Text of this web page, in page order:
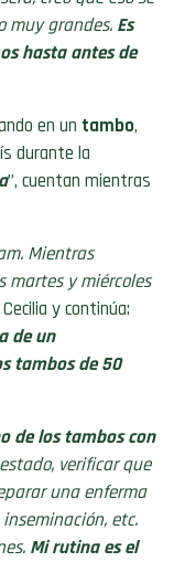
muy grandes. Es
hasta antes de
en un tambo,
durante la
”, cuentan mientras
Mientras
martes y miércoles
Cecilia y continúa:
de un
tambos de 50
de los tamboscon
verificar que
una enferma
etc.
Mi rutina esel